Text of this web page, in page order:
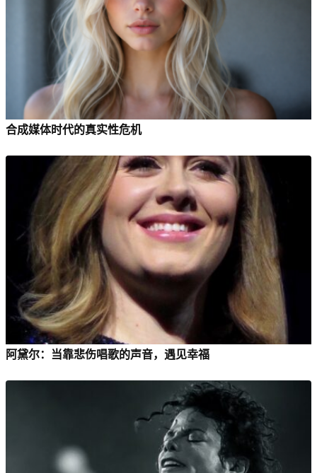
合成媒体时代的真实性危机
阿黛尔：当靠悲伤唱歌的声音，遇见幸福